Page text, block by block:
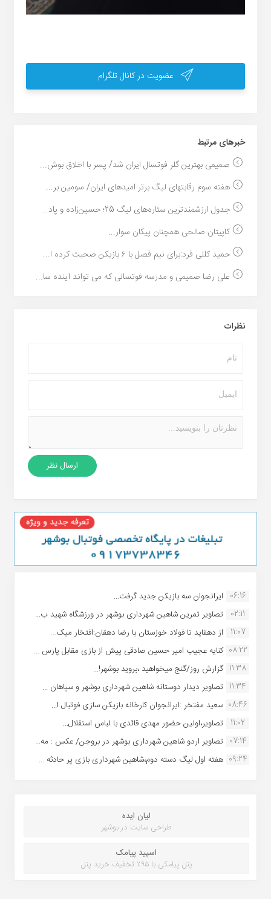
عضویت در کانال تلگرام
خبر‌های مرتبط
صمیمی بهترین گلر فوتسال ایران شد/ پسر با اخلاق بوش...
هفته سوم رقابتهای لیگ برتر امیدهای ایران/ سومین بر...
جدول ارزشمندترین ستاره‌های لیگ 25؛ حسین‌زاده و پاد...
کاپیتان صالحی همچنان پیکان سوار...
حمید کللی فرد:برای نیم فصل با ۶ بازیکن صحبت کرده ا...
علی رضا صمیمی و مدرسه فوتسالی که می تواند آینده سا...
نظرات
06:16 ایرانجوان سه بازیکن جدید گرفت...
02:11
تصاویر تمرین شاهین شهردارى بوشهر در ورزشگاه شهید ب...
11:07
از دهقاید تا فولاد خوزستان با رضا دهقان:افتخار میک...
08:22 کنایه عجیب امیر حسین صادقی پیش از بازی مقابل پارس ...
11:38 گزارش روز/گنج میخواهید ،بروید بوشهر!...
11:34 تصاویر دیدار دوستانه شاهین شهردارى بوشهر و سپاهان ...
08:46 سعید مفتخر :ایرانجوان کارخانه بازیکن سازی فوتبال ا...
11:02
تصاویر،اولین حضور مهدی قائدی با لباس استقلال...
07:14 تصاویر اردو شاهین شهرداری بوشهر در بروجن/ عکس : مه...
09:24 هفته اول لیگ دسته دوم،شاهین شهرداری بازی پر حادثه ...
لیان ایده
طراحی سایت در بوشهر
اسپید پیامک
پنل پیامکی با ۹۵٪ تخفیف خرید پنل